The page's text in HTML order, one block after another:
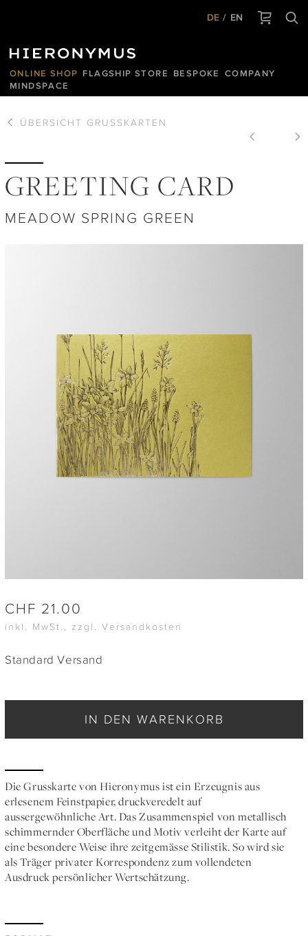
DE EN
ONLINE SHOP FLAGSHIP STORE BESPOKE
COMPANY
MINDSPACE
ÜBERSICHT GRUSSKARTEN
GREETING CARD
MEADOW SPRING GREEN
CHF 21.00
inkl. MwSt., zzgl. Versandkosten
Standard Versand
IN DEN WARENKORB
Die Grusskarte von Hieronymus ist ein Erzeugnis aus
erlesenem Feinstpapier, druckveredelt auf
aussergewöhnliche Art. Das Zusammenspiel von metallisch
schimmernder Oberfläche und Motiv verleiht der Karte auf
eine besondere Weise ihre zeitgemässe Stilistik. So wird sie
als Träger privater Korrespondenz zum vollendeten
Ausdruck persönlicher Wertschätzung.